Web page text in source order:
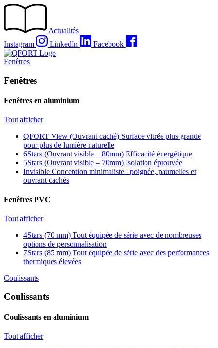
Passer
Actualités
Instagram
LinkedIn Facebook
Fenêtres
Fenêtres
Fenêtres en aluminium
Tout afficher
QFORT View (Ouvrant caché) Surface vitrée plus grande
pour plus de lumière naturelle
6Stars (Ouvrant visible – 80mm) Efficacité énergétique
5Stars (Ouvrant visible – 70mm) Isolation éprouvée
Invisible Conception minimaliste : poignée, paumelles et
ouvrant cachés
Fenêtres PVC
Tout afficher
4Stars (70 mm) Tout équipée de série avec de nombreuses
options de personnalisation
7Stars (85 mm) Tout équipée de série avec des performances
thermiques élevées
Coulissants
Coulissants
Coulissants en aluminium
Tout afficher